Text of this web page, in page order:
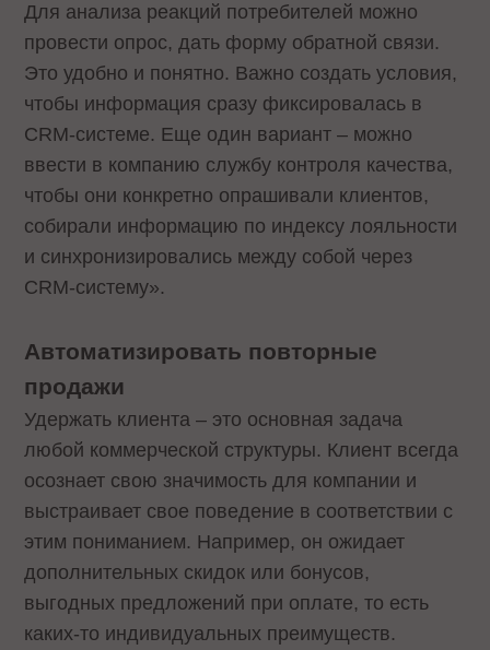
Для анализа реакций потребителей можно
провести опрос, дать форму обратной связи.
Это удобно и понятно. Важно создать условия,
чтобы информация сразу фиксировалась в
CRM-системе. Еще один вариант – можно
ввести в компанию службу контроля качества,
чтобы они конкретно опрашивали клиентов,
собирали информацию по индексу лояльности
и синхронизировались между собой через
CRM-систему».
Автоматизировать повторные
продажи
Удержать клиента – это основная задача
любой коммерческой структуры. Клиент всегда
осознает свою значимость для компании и
выстраивает свое поведение в соответствии с
этим пониманием. Например, он ожидает
дополнительных скидок или бонусов,
выгодных предложений при оплате, то есть
каких-то индивидуальных преимуществ.